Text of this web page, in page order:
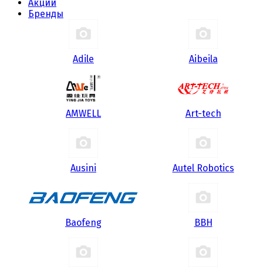
Акции
Бренды
Adile Aibeila
AMWELL Art-tech
Ausini Autel Robotics
Baofeng BBH